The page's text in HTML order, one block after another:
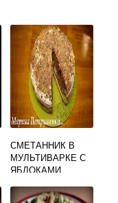
СМЕТАННИК В
МУЛЬТИВАРКЕ С
ЯБЛОКАМИ